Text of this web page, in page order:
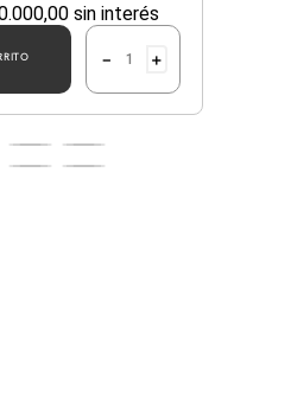
.000,00sin interés
＋
－